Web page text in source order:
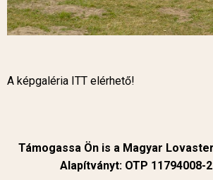
A képgaléria ITT elérhető!
Támogassa Ön is a Magyar
Alapítványt: OTP 11794008-